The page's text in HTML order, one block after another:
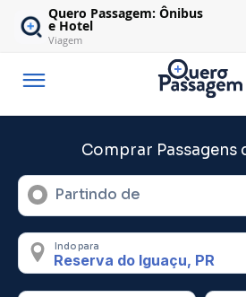
Quero Passagem: Ônibus
e Hotel
Viagem
Comprar Passagens
Partindo de
Indo para